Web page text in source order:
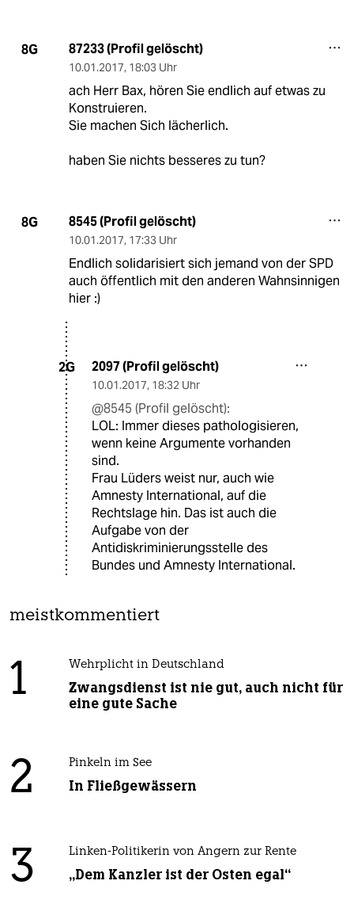
8G 87233 (Profil gelöscht)
10.01.2017, 18:03 Uhr
ach Herr Bax, hören Sie endlich auf etwas zu
Konstruieren.
Sie machen Sich lächerlich.
haben Sie nichts besseres zu tun?
8G 8545 (Profil gelöscht)
10.01.2017, 17:33 Uhr
Endlich solidarisiert sich jemand von der SPD
auch öffentlich mit den anderen Wahnsinnigen
hier :)
2G 2097 (Profil gelöscht)
10.01.2017, 18:32 Uhr
@8545 (Profil gelöscht):
LOL: Immer dieses pathologisieren,
wenn keine Argumente vorhanden
sind.
Frau Lüders weist nur, auch wie
Amnesty International, auf die
Rechtslage hin. Das ist auch die
Aufgabe von der
Antidiskriminierungsstelle des
Bundes und Amnesty International.
meistkommentiert
1 Wehrplicht in Deutschland
Zwangsdienst ist nie gut, auch nicht für
eine gute Sache
2 Pinkeln im See
In Fließgewässern
3 Linken-Politikerin von Angern zur Rente
„Dem Kanzler ist der Osten egal“